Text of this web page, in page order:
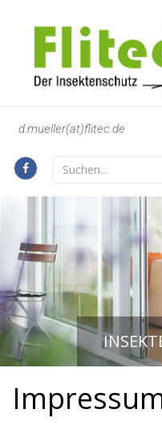
d.mueller(at)flitec.de